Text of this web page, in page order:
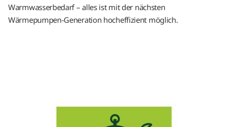
Warmwasserbedarf – alles ist mit der nächsten
Wärmepumpen-Generation hocheffizient möglich.